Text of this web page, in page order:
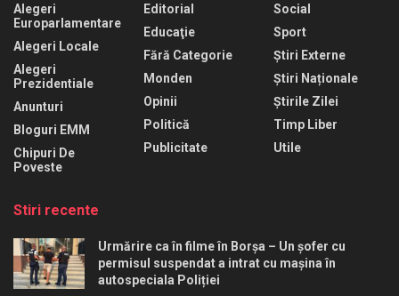
Alegeri
Europarlamentare
Alegeri Locale
Alegeri
Prezidentiale
Anunturi
Bloguri EMM
Chipuri De
Poveste
Editorial
Educaţie
Fără Categorie
Monden
Opinii
Politică
Publicitate
Social
Sport
Știri Externe
Știri Naționale
Știrile Zilei
Timp Liber
Utile
Stiri recente
Urmărire ca în filme în Borșa – Un șofer cu
permisul suspendat a intrat cu mașina în
autospeciala Poliției